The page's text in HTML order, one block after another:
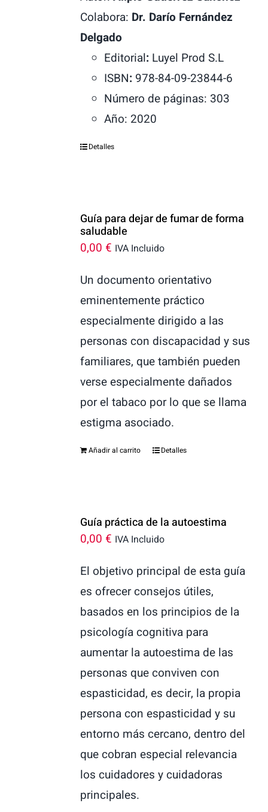
Colabora: Dr. Darío Fernández
Delgado
Editorial: Luyel Prod S.L
ISBN: 978-84-09-23844-6
Número de páginas: 303
Año: 2020
Detalles
Guía para dejar de fumar de forma
saludable
0,00 € IVA Incluido
Un documento orientativo
eminentemente práctico
especialmente dirigido a las
personas con discapacidad y sus
familiares, que también pueden
verse especialmente dañados
por el tabaco por lo que se llama
estigma asociado.
Añadir al carrito Detalles
Guía práctica de la autoestima
0,00 € IVA Incluido
El objetivo principal de esta guía
es ofrecer consejos útiles,
basados en los principios de la
psicología cognitiva para
aumentar la autoestima de las
personas que conviven con
espasticidad, es decir, la propia
persona con espasticidad y su
entorno más cercano, dentro del
que cobran especial relevancia
los cuidadores y cuidadoras
principales.